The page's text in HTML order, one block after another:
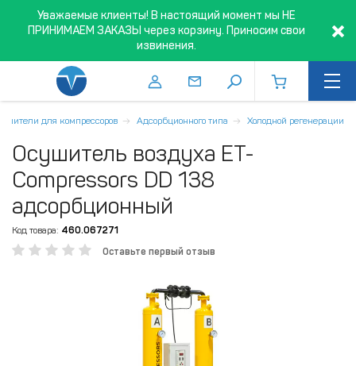
Уважаемые клиенты! В настоящий момент мы НЕ
ПРИНИМАЕМ ЗАКАЗЫ через корзину. Приносим свои
извинения.
для компрессоров Адсорбционного типа Холодной регенерации
Осушитель воздуха ET-
Compressors DD 138
адсорбционный
Код товара: 460.067271
Оставьте первый отзыв